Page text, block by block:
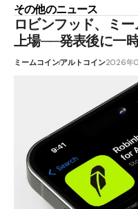
その他のニュース
ロビンフッド、ミ
上場──発表後に一
ミームコインアルトコイン2026年